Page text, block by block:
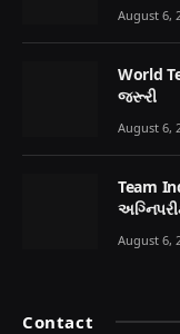
August 6,
World
જરૂરી
August 6,
Team
August 6,
Contact